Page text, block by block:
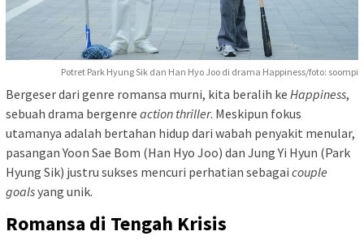
Potret Park Hyung Sik dan Han Hyo Joo di drama Happiness/foto: soompi
Bergeser dari genre romansa murni, kita beralih ke Happiness,
sebuah drama bergenre action thriller. Meskipun fokus
utamanya adalah bertahan hidup dari wabah penyakit menular,
pasangan Yoon Sae Bom (Han Hyo Joo) dan Jung Yi Hyun (Park
Hyung Sik) justru sukses mencuri perhatian sebagai couple
goalsyang unik.
Romansa di Tengah Krisis